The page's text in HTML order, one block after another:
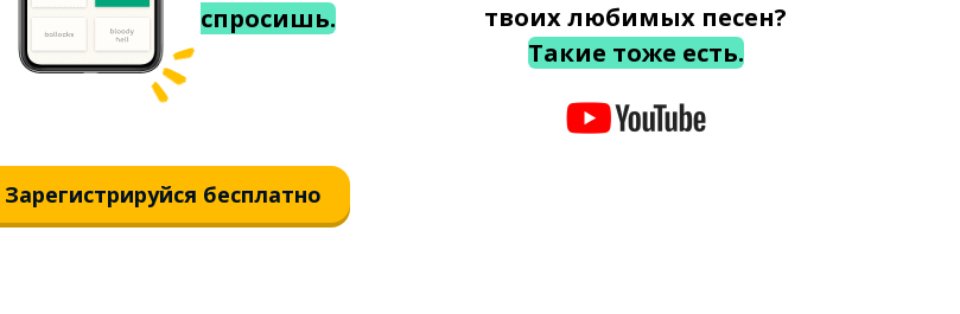
спросишь.
твоих любимых песен?
Такие тоже есть.
Зарегистрируйся бесплатно